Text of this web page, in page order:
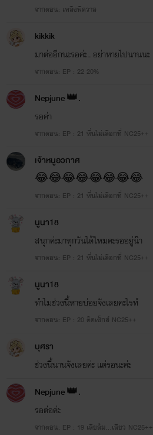
จากตอน: เพลิงพิศวาส
kikkik
มาต่ออีกนะรอค่ะ.. อย่าหายไปนานนะ
จากตอน: EP : 22 20%
Nepjune 👑.
รอค่า
จากตอน: EP : 21 หื่นไม่เลือกที่ NC25++
เจ้าหนูอวกาศ
😂😂😂😂😂😂😂😂
จากตอน: EP : 21 หื่นไม่เลือกที่ NC25++
นูนา18
สนุกค่ะมาทุกวันได้ใหมคะรออยู่น๊า
จากตอน: EP : 21 หื่นไม่เลือกที่ NC25++
นูนา18
ทำไมช่วงนี้หายบ่อยจังเลยคะไรท์
จากตอน: EP : 20 ติดเซ็กส์ NC25++
บุศรา
ช่วงนี้นานจังเลยค่ะ แต่รอนะค่ะ
Nepjune 👑.
รอต่อค่ะ
จากตอน: EP : 19 เลียล้ม...เสียว NC25++